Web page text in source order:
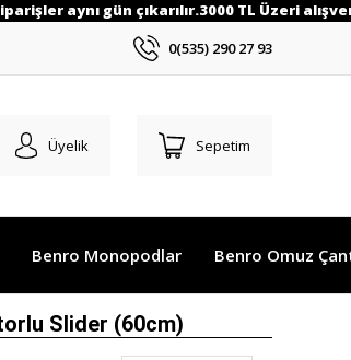
aynı gün çıkarılır.3000 TL Üzeri
0(535) 290 27 93
Üyelik Sepetim
Benro Monopodlar Benro Omuz
Slider (60cm)